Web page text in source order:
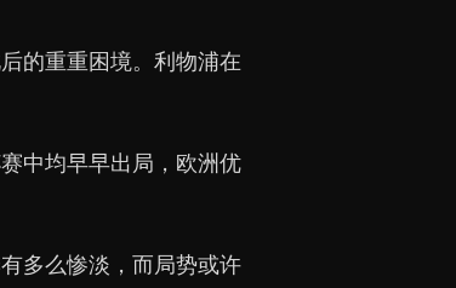
的重重困境。利物浦在
中均早早出局，欧洲优
多么惨淡，而局势或许